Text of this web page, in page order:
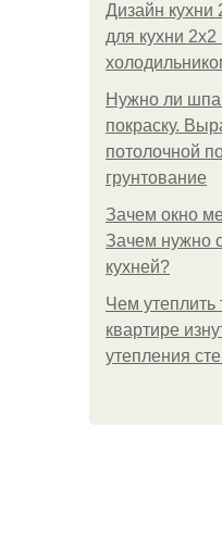
Дизайн кухни
для кухни 2х2
Нужно ли
покраску.
потолочной
грунтование
Зачем окно
Зачем нужно
кухней?
Чем утеплить
квартире
утепления